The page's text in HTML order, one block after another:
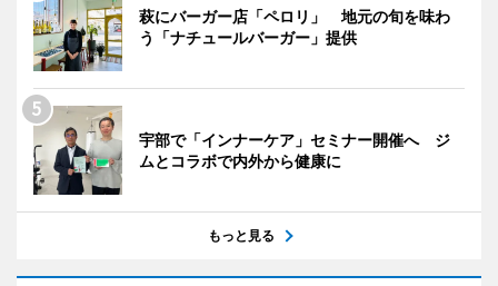
萩にバーガー店「ペロリ」 地元の旬を味わ
う「ナチュールバーガー」提供
宇部で「インナーケア」セミナー開催へ ジ
ムとコラボで内外から健康に
もっと見る